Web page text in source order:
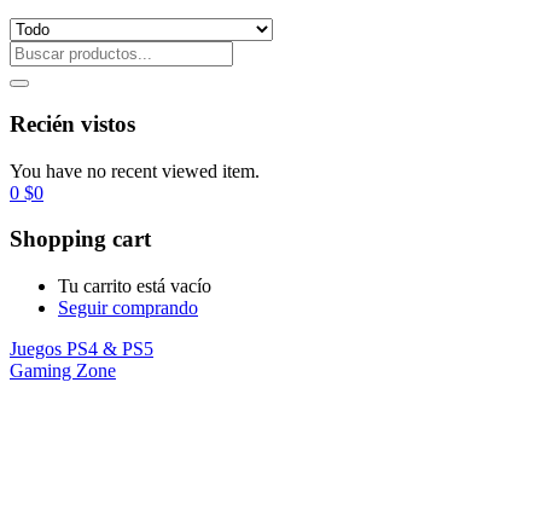
Recién vistos
You have no recent viewed item.
0 $0
Shopping cart
Tu carrito está vacío
Seguir comprando
Juegos PS4 & PS5
Gaming Zone